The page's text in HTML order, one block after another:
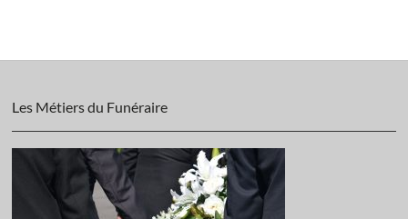
Les Métiers du Funéraire